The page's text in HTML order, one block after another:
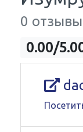
0 отзывы
0.00/